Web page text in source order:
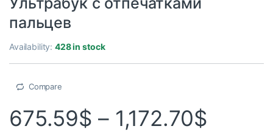
пальцев
Availability:428 in stock
Compare
675.59$ – 1,172.70$